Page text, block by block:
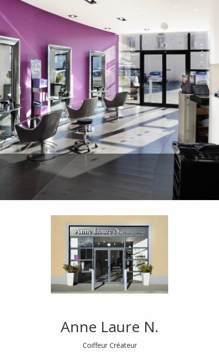
Anne Laure N.
Coiffeur Créateur